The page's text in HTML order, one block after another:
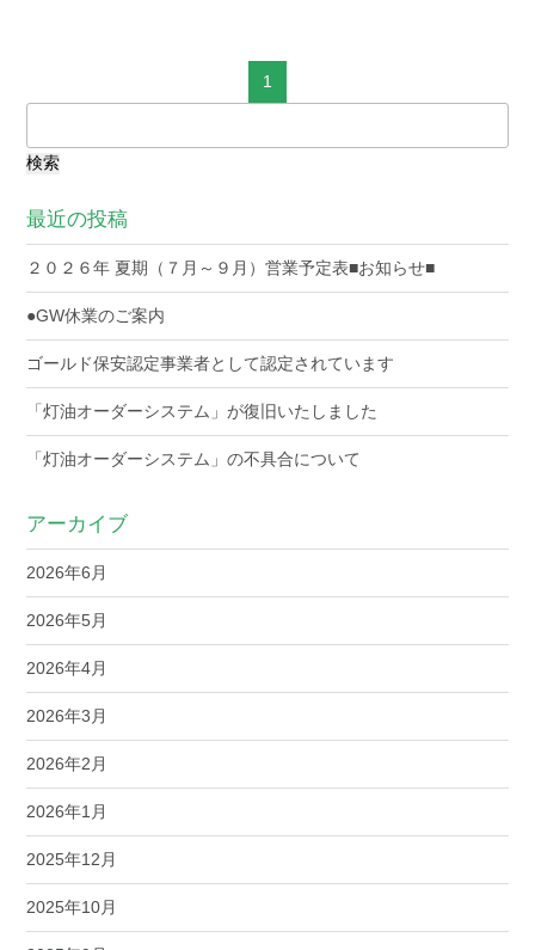
1
索:
最近の投稿
２０２６年 夏期（７月～９月）営業予定表■お知らせ■
●GW休業のご案内
ゴールド保安認定事業者として認定されています
「灯油オーダーシステム」が復旧いたしました
「灯油オーダーシステム」の不具合について
アーカイブ
2026年6月
2026年5月
2026年4月
2026年3月
2026年2月
2026年1月
2025年12月
2025年10月